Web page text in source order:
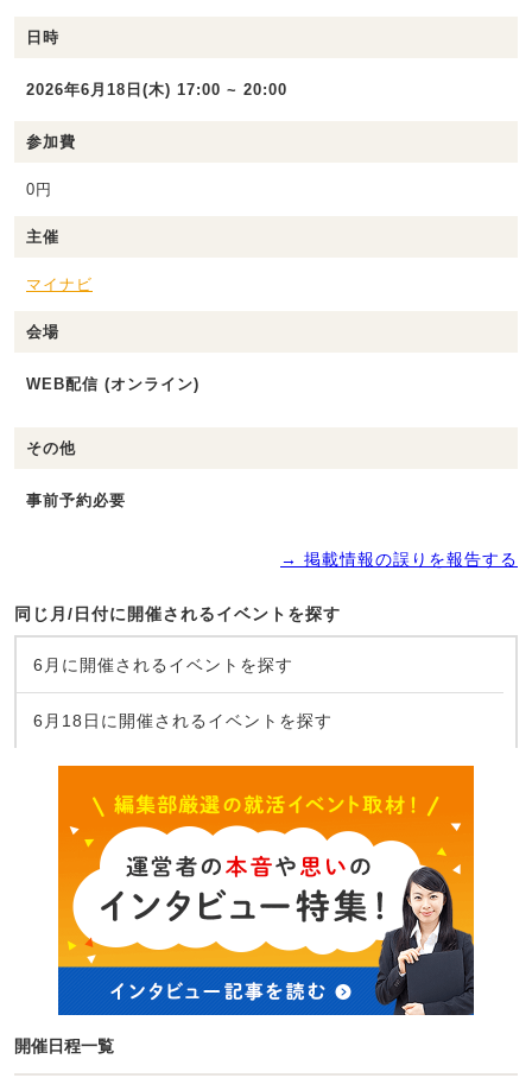
日時
2026年6月18日(木) 17:00 ~ 20:00
参加費
0円
主催
マイナビ
会場
WEB配信 (オンライン)
その他
事前予約必要
→ 掲載情報の誤りを報告する
同じ月/日付に開催されるイベントを探す
6月に開催されるイベントを探す
6月18日に開催されるイベントを探す
開催日程一覧